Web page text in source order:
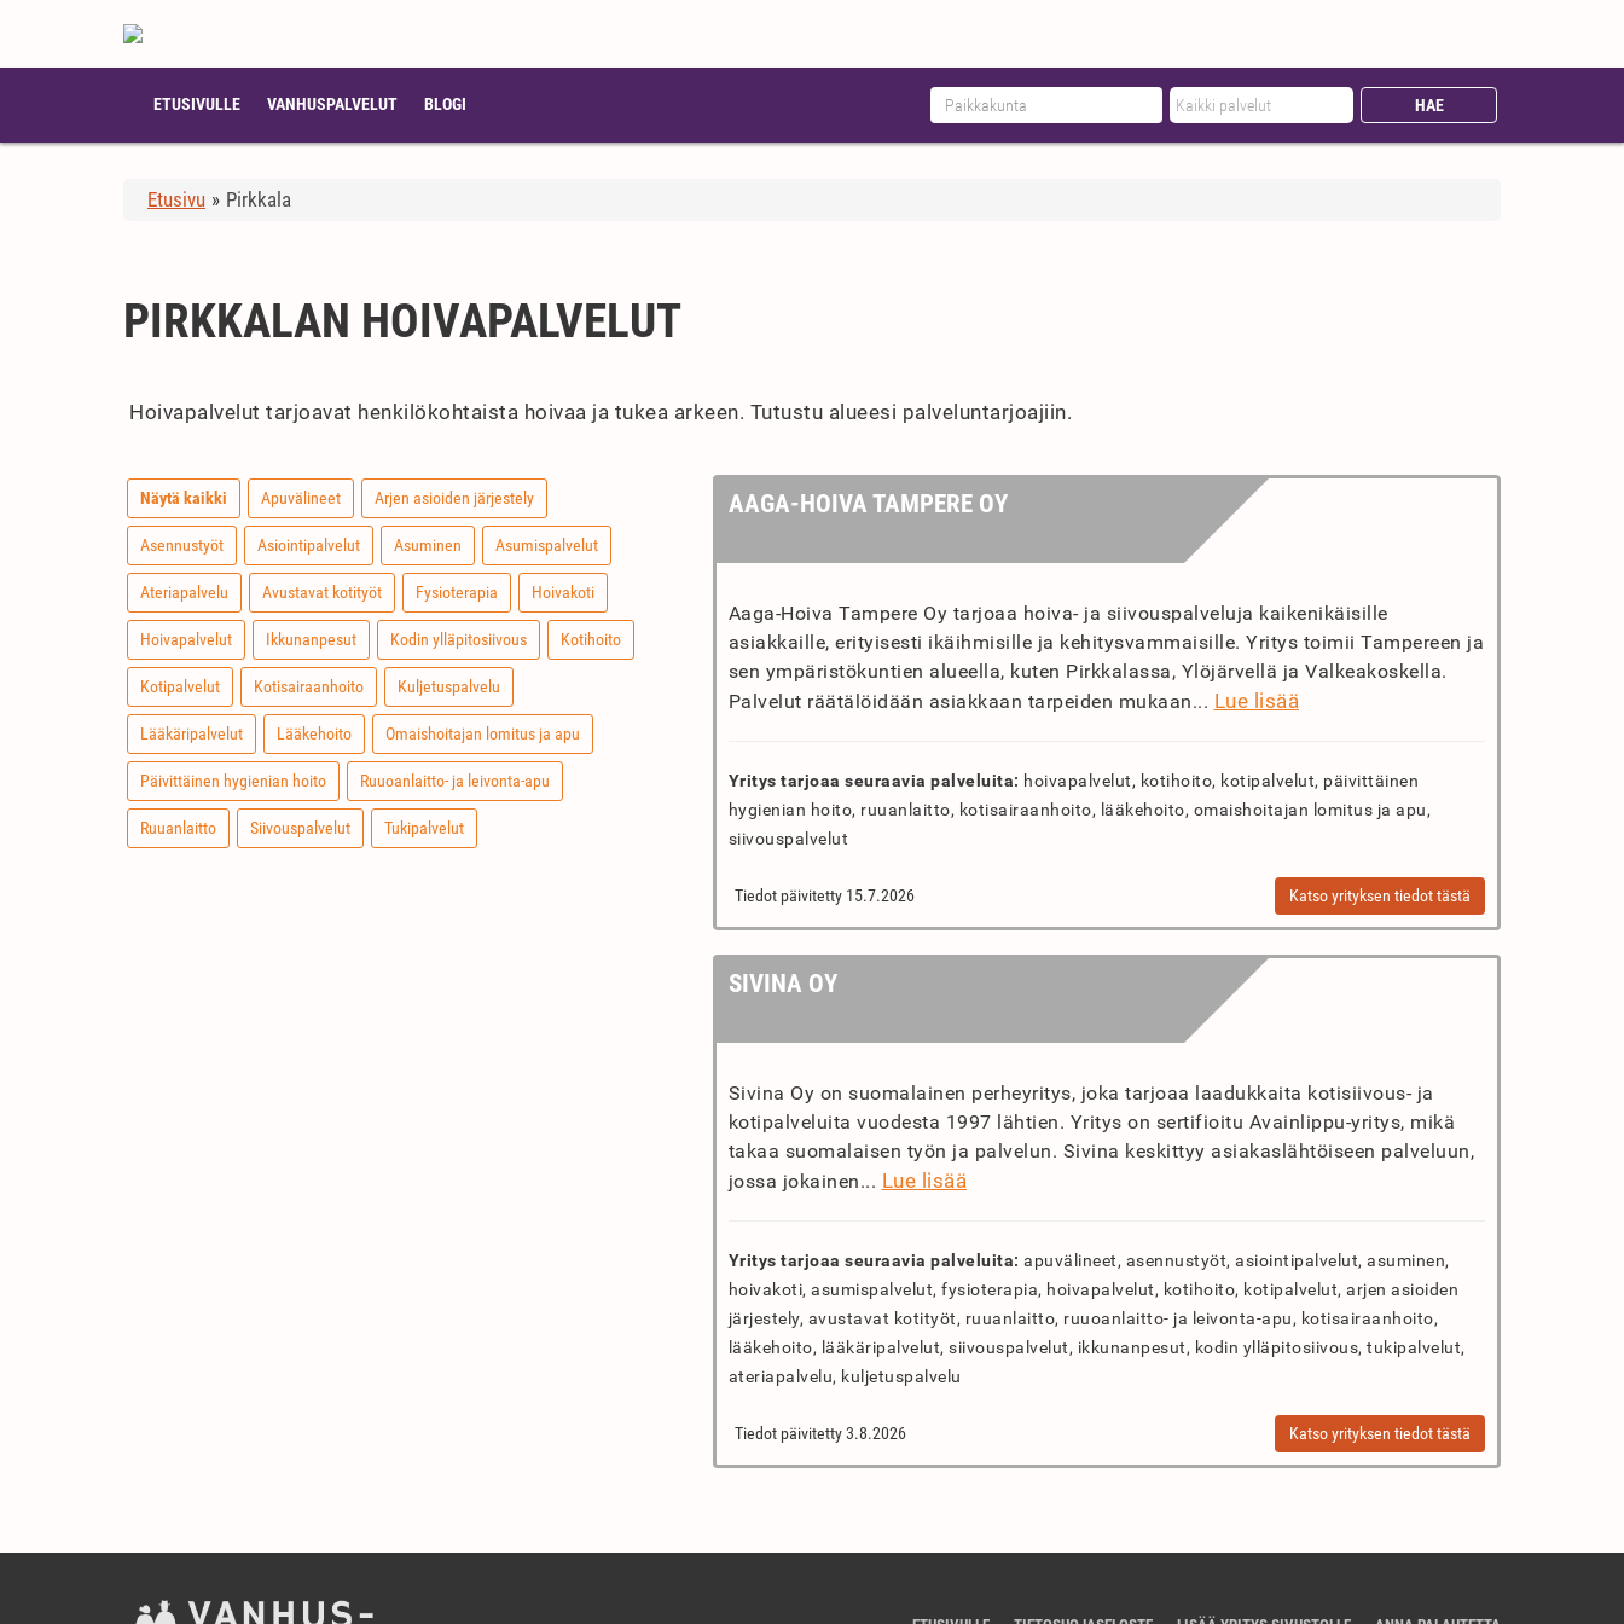
ETUSIVULLE VANHUSPALVELUT BLOGI
Etusivu » Pirkkala
PIRKKALAN HOIVAPALVELUT
Hoivapalvelut tarjoavat henkilökohtaista hoivaa ja tukea arkeen. Tutustu alueesi palveluntarjoajiin.
Näytä kaikki Apuvälineet Arjen asioiden järjestely
Asennustyöt Asiointipalvelut Asuminen Asumispalvelut
Ateriapalvelu Avustavat kotityöt Fysioterapia Hoivakoti
Hoivapalvelut Ikkunanpesut Kodin ylläpitosiivous Kotihoito
Kotipalvelut Kotisairaanhoito Kuljetuspalvelu
Lääkäripalvelut Lääkehoito Omaishoitajan lomitus ja apu
Päivittäinen hygienian hoito Ruuoanlaitto- ja leivonta-apu
Ruuanlaitto Siivouspalvelut Tukipalvelut
AAGA-HOIVA TAMPERE OY
Aaga-Hoiva Tampere Oy tarjoaa hoiva- ja siivouspalveluja kaikenikäisille
asiakkaille, erityisesti ikäihmisille ja kehitysvammaisille. Yritys toimii Tampereen ja
sen ympäristökuntien alueella, kuten Pirkkalassa, Ylöjärvellä ja Valkeakoskella.
Palvelut räätälöidään asiakkaan tarpeiden mukaan... Lue lisää
Yritys tarjoaa seuraavia palveluita: hoivapalvelut, kotihoito, kotipalvelut, päivittäinen
hygienian hoito, ruuanlaitto, kotisairaanhoito, lääkehoito, omaishoitajan lomitus ja apu,
siivouspalvelut
Tiedot päivitetty 15.7.2026 Katso yrityksen tiedot tästä
SIVINA OY
Sivina Oy on suomalainen perheyritys, joka tarjoaa laadukkaita kotisiivous- ja
kotipalveluita vuodesta 1997 lähtien. Yritys on sertifioitu Avainlippu-yritys, mikä
takaa suomalaisen työn ja palvelun. Sivina keskittyy asiakaslähtöiseen palveluun,
jossa jokainen... Lue lisää
Yritys tarjoaa seuraavia palveluita: apuvälineet, asennustyöt, asiointipalvelut, asuminen,
hoivakoti, asumispalvelut, fysioterapia, hoivapalvelut, kotihoito, kotipalvelut, arjen asioiden
järjestely, avustavat kotityöt, ruuanlaitto, ruuoanlaitto- ja leivonta-apu, kotisairaanhoito,
lääkehoito, lääkäripalvelut, siivouspalvelut, ikkunanpesut, kodin ylläpitosiivous, tukipalvelut,
ateriapalvelu, kuljetuspalvelu
Tiedot päivitetty 3.8.2026 Katso yrityksen tiedot tästä